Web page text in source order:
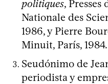
politiques,
Nationale des
1986, y Pierre
Minuit, París, 1984.
Seudónimo de
periodista y